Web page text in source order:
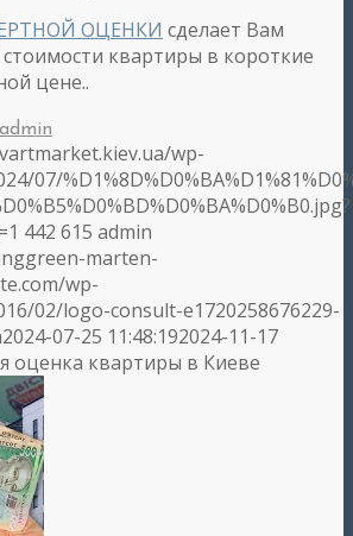
ОЦЕНКИ сделает Вам
квартиры в короткие
цене..
admin
wp-
07/
442 615 admin
marten-
wp-
02/logo-consult-e1720258676229-
2024-07-25 11:48:192024-11-17
оценка квартиры в Киеве